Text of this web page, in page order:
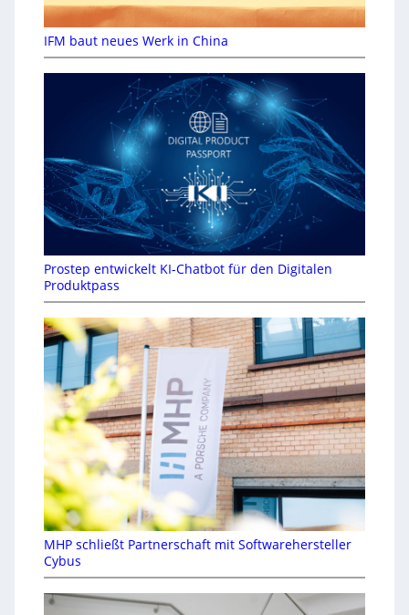
IFM baut neues Werk in China
Prostep entwickelt KI-Chatbot für den Digitalen
Produktpass
MHP schließt Partnerschaft mit Softwarehersteller
Cybus